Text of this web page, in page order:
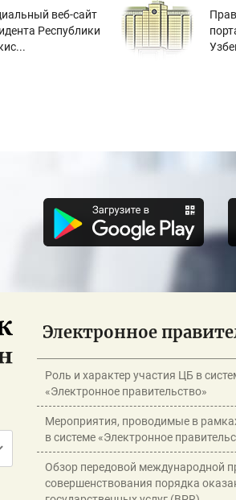
веб-сайт
Республики
Электронное
Роль и характер участия ЦБ в
«Электронное правительство»
Мероприятия, проводимые в
в системе «Электронное
Обзор передовой международной
совершенствования порядка